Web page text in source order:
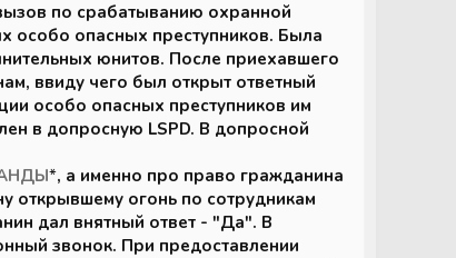
по срабатыванию охранной
особо опасных преступников. Была
юнитов. После приехавшего
ввиду чего был открыт ответный
особо опасных преступников им
в допросную LSPD. В допросной
*, а именно про право гражданина
открывшему огонь по сотрудникам
дал внятный ответ - "Да". В
звонок. При предоставлении